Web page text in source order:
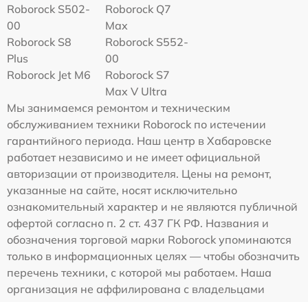
Roborock S502-
00
Roborock Q7
Max
Roborock S8
Plus
Roborock S552-
00
Roborock Jet M6
Roborock S7
Max V Ultra
Мы занимаемся ремонтом и техническим
обслуживанием техники Roborock по истечении
гарантийного периода. Наш центр в Хабаровске
работает независимо и не имеет официальной
авторизации от производителя. Цены на ремонт,
указанные на сайте, носят исключительно
ознакомительный характер и не являются публичной
офертой согласно п. 2 ст. 437 ГК РФ. Названия и
обозначения торговой марки Roborock упоминаются
только в информационных целях — чтобы обозначить
перечень техники, с которой мы работаем. Наша
организация не аффилирована с владельцами